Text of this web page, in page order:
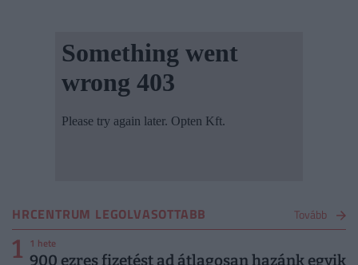
HRCENTRUM LEGOLVASOTTABB Tovább
1 1 hete
900 ezres fizetést ad átlagosan hazánk egyik